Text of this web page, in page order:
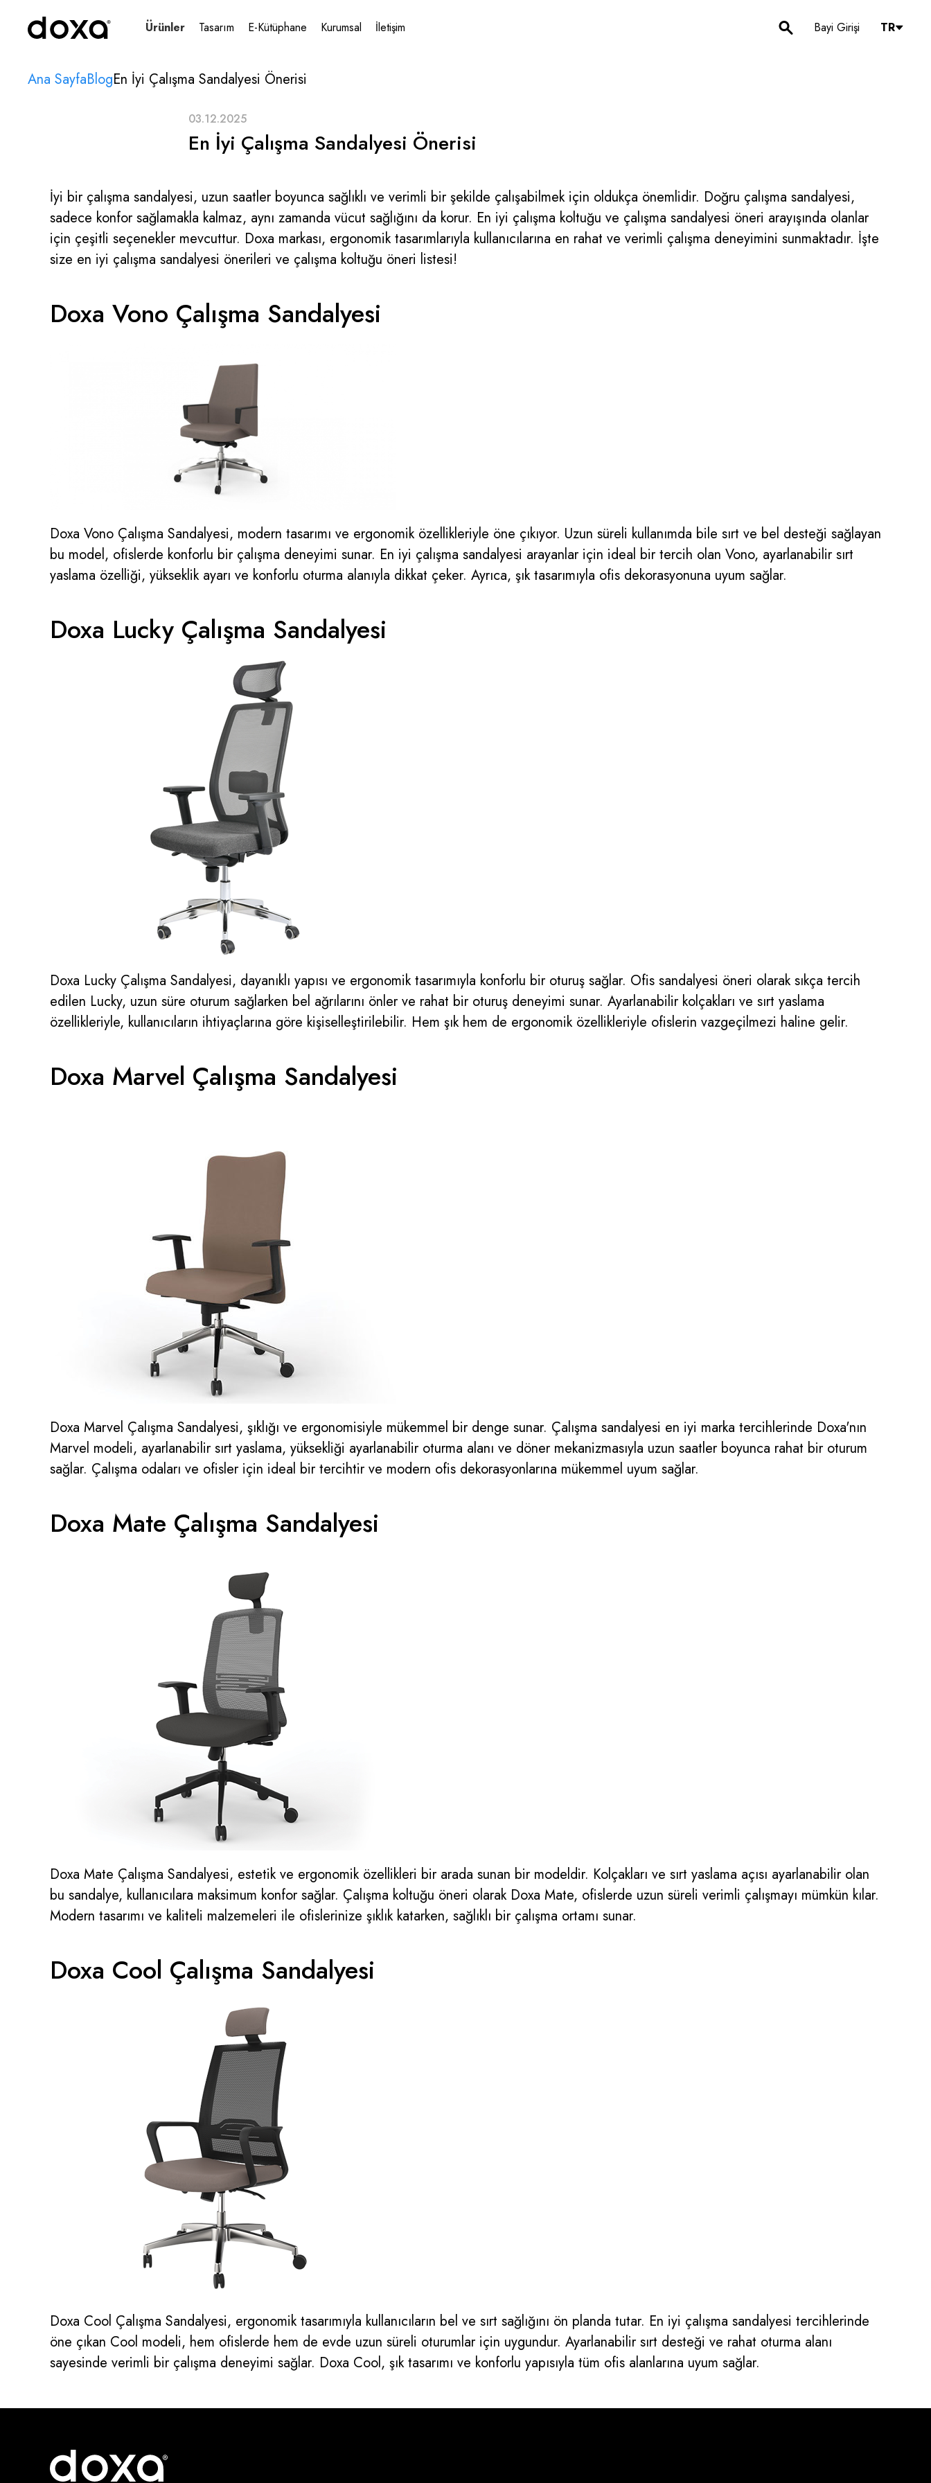
Ürünler Tasarım E-Kütüphane Kurumsal İletişim Bayi Girişi TR
Ana SayfaBlogEn İyi Çalışma Sandalyesi Önerisi
03.12.2025
En İyi Çalışma Sandalyesi Önerisi
İyi bir çalışma sandalyesi, uzun saatler boyunca sağlıklı ve verimli bir şekilde çalışabilmek için oldukça önemlidir. Doğru çalışma sandalyesi,
sadece konfor sağlamakla kalmaz, aynı zamanda vücut sağlığını da korur. En iyi çalışma koltuğu ve çalışma sandalyesi öneri arayışında olanlar
için çeşitli seçenekler mevcuttur. Doxa markası, ergonomik tasarımlarıyla kullanıcılarına en rahat ve verimli çalışma deneyimini sunmaktadır. İşte
size en iyi çalışma sandalyesi önerileri ve çalışma koltuğu öneri listesi!
Doxa Vono Çalışma Sandalyesi
Doxa Vono Çalışma Sandalyesi, modern tasarımı ve ergonomik özellikleriyle öne çıkıyor. Uzun süreli kullanımda bile sırt ve bel desteği sağlayan
bu model, ofislerde konforlu bir çalışma deneyimi sunar. En iyi çalışma sandalyesi arayanlar için ideal bir tercih olan Vono, ayarlanabilir sırt
yaslama özelliği, yükseklik ayarı ve konforlu oturma alanıyla dikkat çeker. Ayrıca, şık tasarımıyla ofis dekorasyonuna uyum sağlar.
Doxa Lucky Çalışma Sandalyesi
Doxa Lucky Çalışma Sandalyesi, dayanıklı yapısı ve ergonomik tasarımıyla konforlu bir oturuş sağlar. Ofis sandalyesi öneri olarak sıkça tercih
edilen Lucky, uzun süre oturum sağlarken bel ağrılarını önler ve rahat bir oturuş deneyimi sunar. Ayarlanabilir kolçakları ve sırt yaslama
özellikleriyle, kullanıcıların ihtiyaçlarına göre kişiselleştirilebilir. Hem şık hem de ergonomik özellikleriyle ofislerin vazgeçilmezi haline gelir.
Doxa Marvel Çalışma Sandalyesi
Doxa Marvel Çalışma Sandalyesi, şıklığı ve ergonomisiyle mükemmel bir denge sunar. Çalışma sandalyesi en iyi marka tercihlerinde Doxa'nın
Marvel modeli, ayarlanabilir sırt yaslama, yüksekliği ayarlanabilir oturma alanı ve döner mekanizmasıyla uzun saatler boyunca rahat bir oturum
sağlar. Çalışma odaları ve ofisler için ideal bir tercihtir ve modern ofis dekorasyonlarına mükemmel uyum sağlar.
Doxa Mate Çalışma Sandalyesi
Doxa Mate Çalışma Sandalyesi, estetik ve ergonomik özellikleri bir arada sunan bir modeldir. Kolçakları ve sırt yaslama açısı ayarlanabilir olan
bu sandalye, kullanıcılara maksimum konfor sağlar. Çalışma koltuğu öneri olarak Doxa Mate, ofislerde uzun süreli verimli çalışmayı mümkün kılar.
Modern tasarımı ve kaliteli malzemeleri ile ofislerinize şıklık katarken, sağlıklı bir çalışma ortamı sunar.
Doxa Cool Çalışma Sandalyesi
Doxa Cool Çalışma Sandalyesi, ergonomik tasarımıyla kullanıcıların bel ve sırt sağlığını ön planda tutar. En iyi çalışma sandalyesi tercihlerinde
öne çıkan Cool modeli, hem ofislerde hem de evde uzun süreli oturumlar için uygundur. Ayarlanabilir sırt desteği ve rahat oturma alanı
sayesinde verimli bir çalışma deneyimi sağlar. Doxa Cool, şık tasarımı ve konforlu yapısıyla tüm ofis alanlarına uyum sağlar.